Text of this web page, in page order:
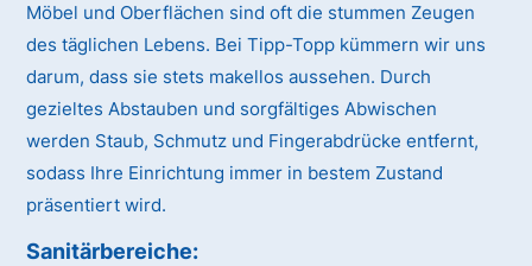
Möbel und Oberflächen sind oft die stummen Zeugen
des täglichen Lebens. Bei Tipp-Topp kümmern wir uns
darum, dass sie stets makellos aussehen. Durch
gezieltes Abstauben und sorgfältiges Abwischen
werden Staub, Schmutz und Fingerabdrücke entfernt,
sodass Ihre Einrichtung immer in bestem Zustand
präsentiert wird.
Sanitärbereiche: